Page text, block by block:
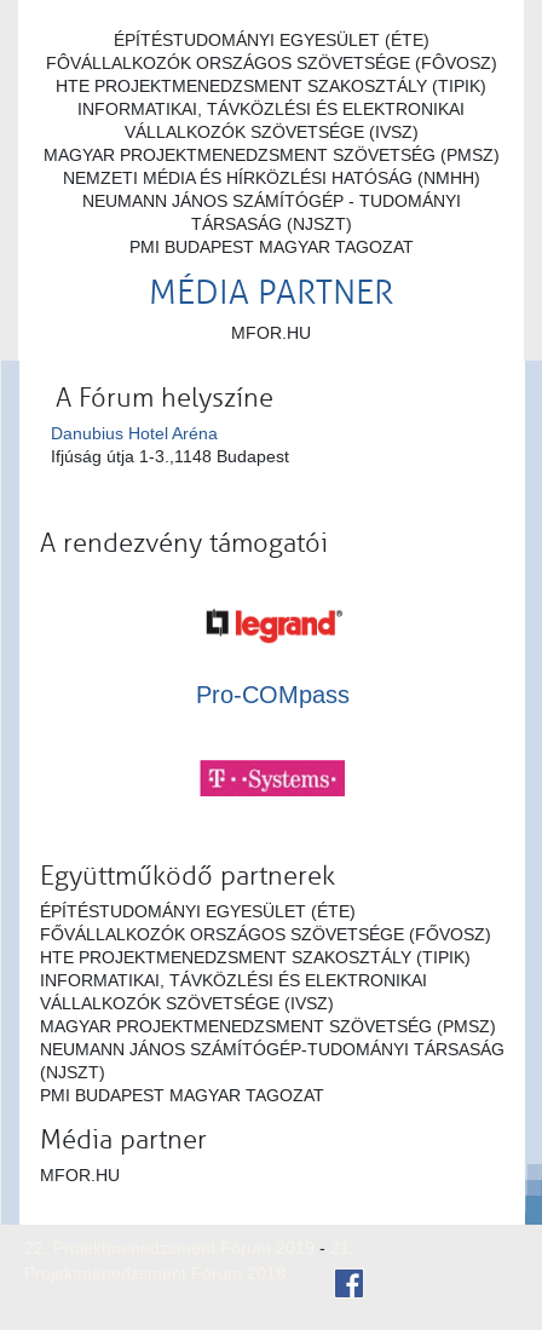
ÉPÍTÉSTUDOMÁNYI EGYESÜLET (ÉTE)
FÔVÁLLALKOZÓK ORSZÁGOS SZÖVETSÉGE (FÔVOSZ)
HTE PROJEKTMENEDZSMENT SZAKOSZTÁLY (TIPIK)
INFORMATIKAI, TÁVKÖZLÉSI ÉS ELEKTRONIKAI
VÁLLALKOZÓK SZÖVETSÉGE (IVSZ)
MAGYAR PROJEKTMENEDZSMENT SZÖVETSÉG (PMSZ)
NEMZETI MÉDIA ÉS HÍRKÖZLÉSI HATÓSÁG (NMHH)
NEUMANN JÁNOS SZÁMÍTÓGÉP - TUDOMÁNYI
TÁRSASÁG (NJSZT)
PMI BUDAPEST MAGYAR TAGOZAT
MÉDIA PARTNER
MFOR.HU
A Fórum helyszíne
Danubius Hotel Aréna
Ifjúság útja 1-3.,1148 Budapest
A rendezvény támogatói
Pro-COMpass
Együttműködő partnerek
ÉPÍTÉSTUDOMÁNYI EGYESÜLET (ÉTE)
FŐVÁLLALKOZÓK ORSZÁGOS SZÖVETSÉGE (FŐVOSZ)
HTE PROJEKTMENEDZSMENT SZAKOSZTÁLY (TIPIK)
INFORMATIKAI, TÁVKÖZLÉSI ÉS ELEKTRONIKAI
VÁLLALKOZÓK SZÖVETSÉGE (IVSZ)
MAGYAR PROJEKTMENEDZSMENT SZÖVETSÉG (PMSZ)
NEUMANN JÁNOS SZÁMÍTÓGÉP-TUDOMÁNYI TÁRSASÁG
(NJSZT)
PMI BUDAPEST MAGYAR TAGOZAT
Média partner
MFOR.HU
-